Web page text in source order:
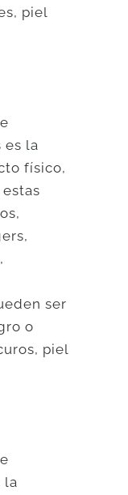
piel
es la
físico,
ser
o
piel
la